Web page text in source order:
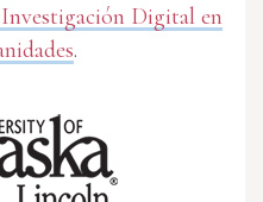
Digital en
.